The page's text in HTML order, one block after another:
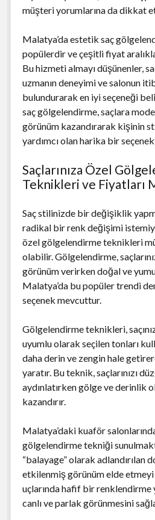
müşteri yorumlarına da dikkat
Malatya’da estetik saç
popülerdir ve çeşitli fiyat
Bu hizmeti almayı düşünenler,
uzmanın deneyimi ve salonun
bulundurarak en iyi seçeneği
saç gölgelendirme, saçlara
görünüm kazandırarak kişinin
yardımcı olan harika bir
Saçlarınıza Özel
Teknikleri ve Fiyatları
Saç stilinizde bir değişiklik
radikal bir renk değişimi
özel gölgelendirme teknikleri
olabilir. Gölgelendirme,
görünüm verirken doğal ve
Malatya’da bu popüler trendi
seçenek mevcuttur.
Gölgelendirme teknikleri,
uyumlu olarak seçilen tonları
daha derin ve zengin hale
yaratır. Bu teknik, saçlarınızı
aydınlatırken gölge ve derinlik
kazandırır.
Malatya’daki kuaför
gölgelendirme tekniği
“balayage” olarak adlandırılan
etkilenmiş görünüm elde etmeyi
uçlarında hafif bir renklendirme
canlı ve parlak görünmesini